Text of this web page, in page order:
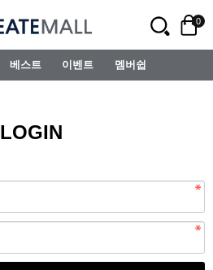
0
베스트 이벤트 멤버쉽
LOGIN